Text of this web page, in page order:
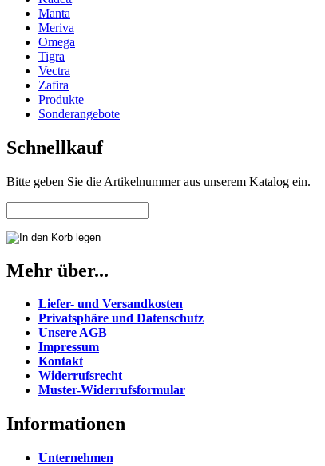
Manta
Meriva
Omega
Tigra
Vectra
Zafira
Produkte
Sonderangebote
Schnellkauf
Bitte geben Sie die Artikelnummer aus unserem Katalog ein.
Mehr über...
Liefer- und Versandkosten
Privatsphäre und Datenschutz
Unsere AGB
Impressum
Kontakt
Widerrufsrecht
Muster-Widerrufsformular
Informationen
Unternehmen